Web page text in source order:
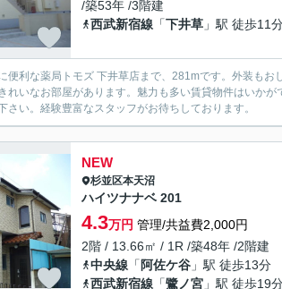
/築53年 /3階建
西武新宿線 「下井草 」駅 徒歩11
ゃれで快適な生活をおくることができるマンションです。ワンルーム
れいなお部屋があります。魅力も多い賃貸物件はいか
さい。経験豊富なスタッフがお待ちしております。
NEW
杉並区本天沼
ハイツナナベ 201
4.3万円 管理/共益費2,000円
2階 / 13.66㎡ / 1R /築48年 /2階建
中央線 「 阿佐ケ谷 」駅 徒歩13分
西武新宿線 「鷺ノ宮 」駅 徒歩19